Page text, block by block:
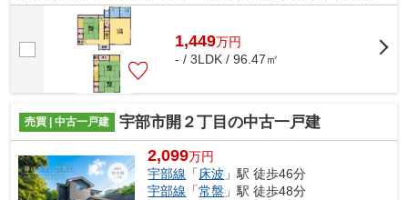
です。 現状販売になります。 随時...
1,449万円
- / 3LDK / 96.47㎡
売買 | 中古一戸建 宇部市開２丁目の中古一戸建
2,099万円
宇部線 「床波 」駅 徒歩46分
宇部線 「常盤 」駅 徒歩48分